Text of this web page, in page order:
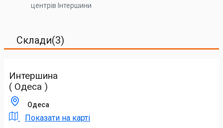
центрів Інтершини
Склади(3)
Интершина
( Одеса )
Одеса
Показати на карті